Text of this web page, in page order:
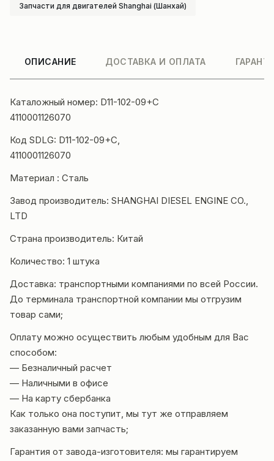
Запчасти для двигателей Shanghai (Шанхай)
ОПИСАНИЕ ДОСТАВКА И ОПЛАТА
Каталожный номер: D11-102-09+C
4110001126070
Код SDLG: D11-102-09+C,
4110001126070
Материал : Сталь
Завод производитель: SHANGHAI DIESEL ENGINE CO.,
LTD
Страна производитель: Китай
Количество: 1 штука
Доставка: транспортными компаниями по всей России.
До терминала транспортной компании мы отгрузим
товар сами;
Оплату можно осуществить любым удобным для Вас
способом:
— Безналичный расчет
— Наличными в офисе
— На карту сбербанка
Как только она поступит, мы тут же отправляем
заказанную вами запчасть;
Гарантия от завода-изготовителя: мы гарантируем